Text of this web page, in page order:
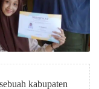
kabupaten